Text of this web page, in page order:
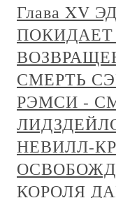
Глава XV
СМЕРТЬ
РЭМСИ -
НЕВИЛЛ-
КОРОЛЯ